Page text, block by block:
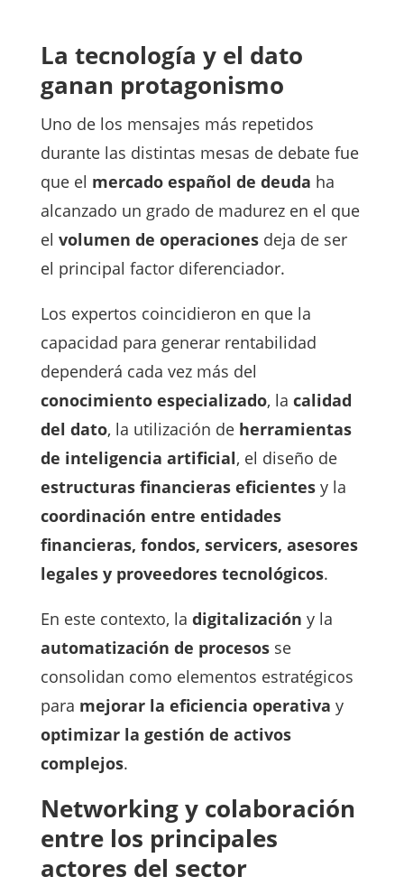
La tecnología y el dato
ganan protagonismo
Uno de los mensajes más repetidos
durante las distintas mesas de debate fue
que el mercado español de deuda ha
alcanzado un grado de madurez en el que
el volumen de operacionesdeja de ser
el principal factor diferenciador.
Los expertos coincidieron en que la
capacidad para generar rentabilidad
dependerá cada vez más del
conocimiento especializado, la calidad
del dato, la utilización de herramientas
de inteligencia artificial, el diseño de
estructuras financieras eficientesy la
coordinación entre entidades
financieras, fondos, servicers, asesores
legales y proveedores tecnológicos.
En este contexto, la digitalización y la
automatización de procesosse
consolidan como elementos estratégicos
para mejorar la eficiencia operativa y
optimizar la gestión de activos
complejos.
Networking y colaboración
entre los principales
actores del sector